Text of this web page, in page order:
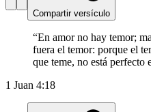
Compartir versículo
“En amor no hay temor;
fuera el temor: porque el
que teme, no está perfecto
1 Juan 4:18